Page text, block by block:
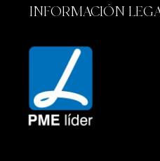
INFORMACIÓN